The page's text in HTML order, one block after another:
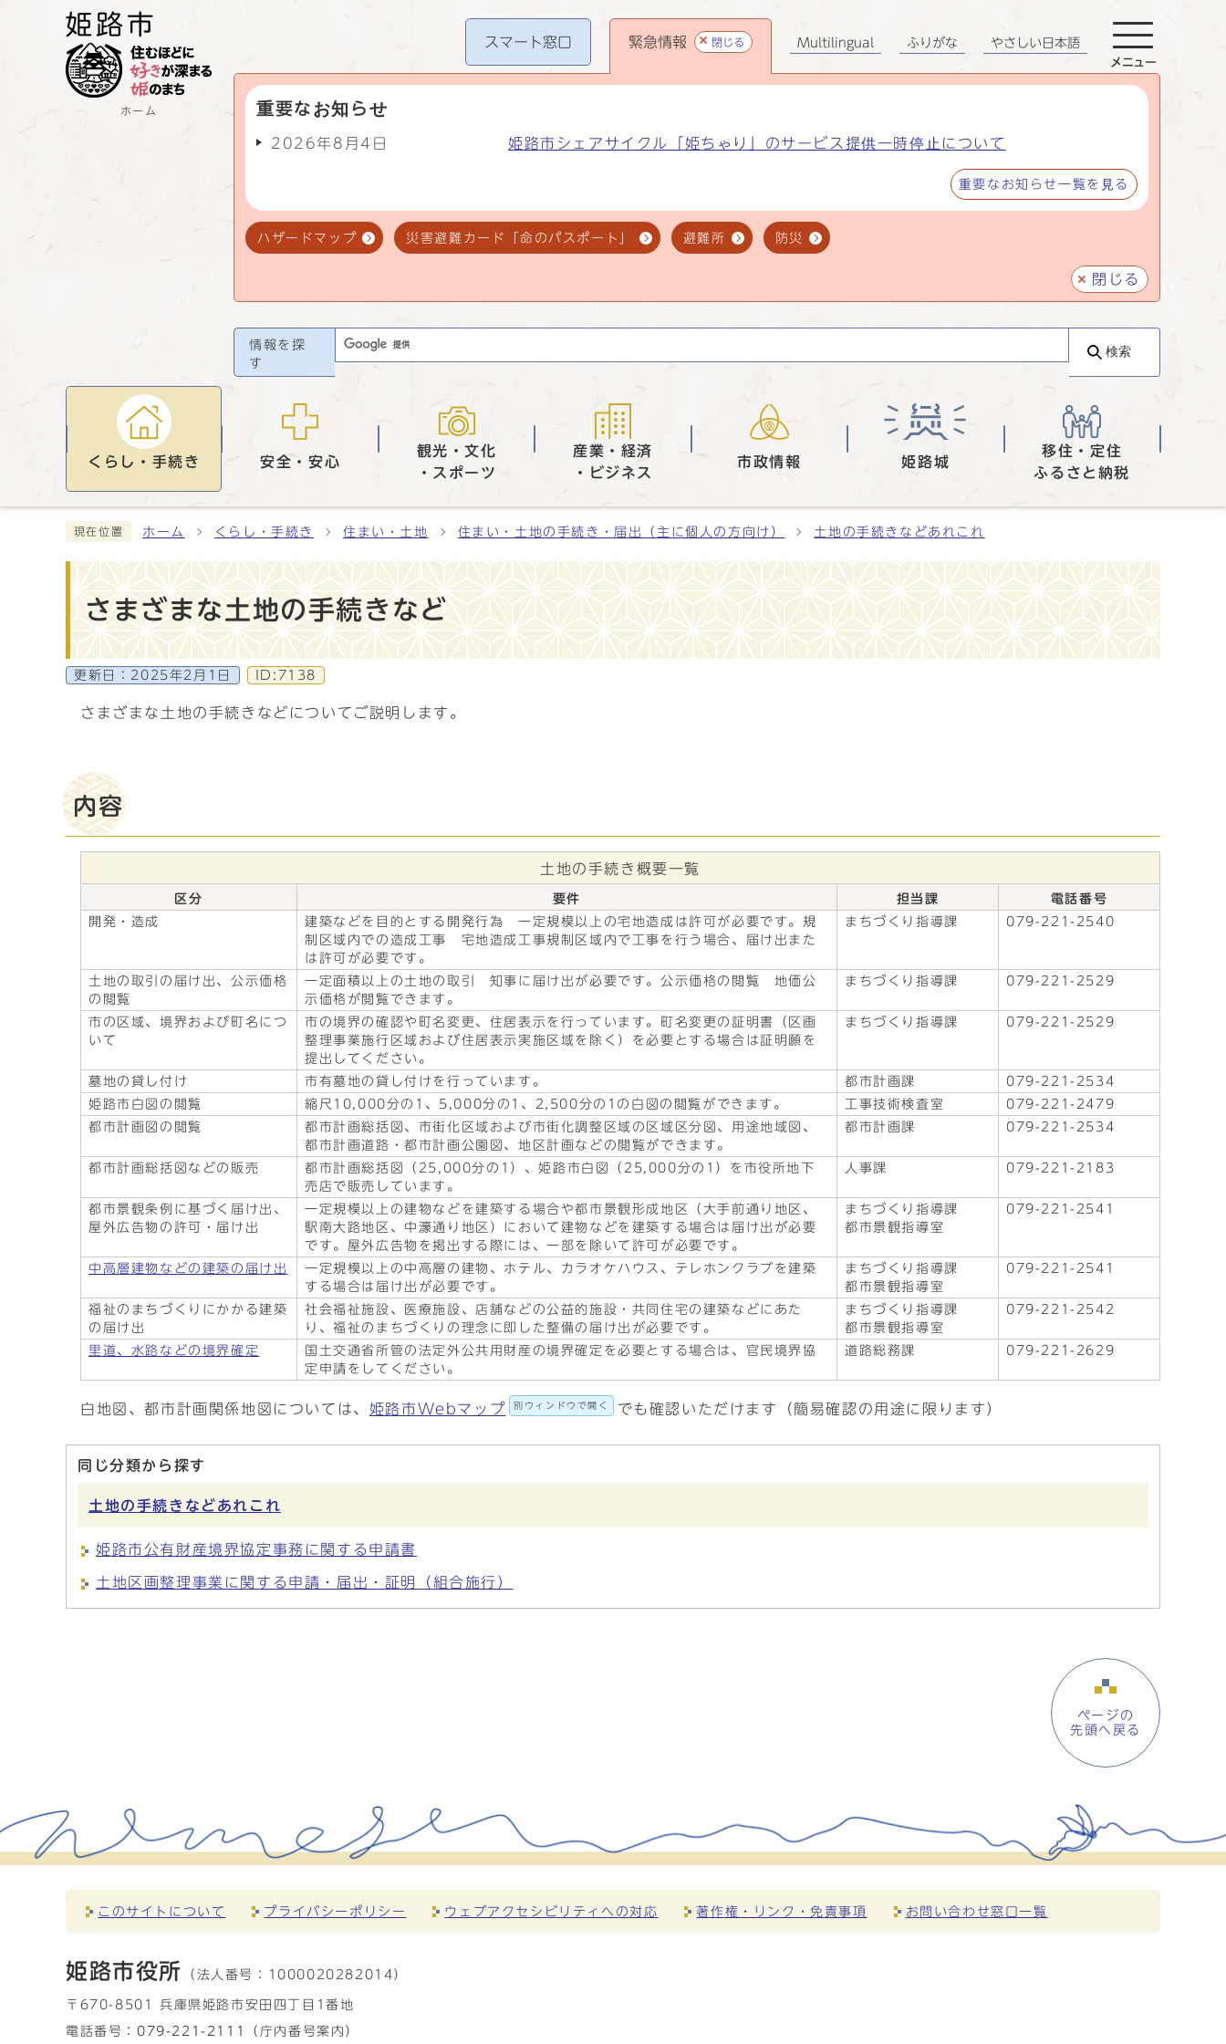
ホーム
スマート窓口 緊急情報 閉じる
重要なお知らせ
2026年8月4日 姫路市シェアサイクル「姫ちゃり」のサービス提供一時停止について
重要なお知らせ一覧を見る
ハザードマップ 災害避難カード「命のパスポート」 避難所 防災
閉じる
Multilingual ふりがな やさしい日本語
メニュー
情報を探
す
検索
くらし・手続き 安全・安心
観光・文化
・スポーツ
産業・経済
・ビジネス
市政情報 姫路城
移住・定住
ふるさと納税
現在位置 ホーム くらし・手続き 住まい・土地 住まい・土地の手続き・届出（主に個人の方向け） 土地の手続きなどあれこれ
さまざまな土地の手続きなど
更新日： 2025年2月1日 ID:7138
さまざまな土地の手続きなどについてご説明します。
内容
土地の手続き概要一覧
区分 要件 担当課
電話番号
開発・造成
建築などを目的とする開発行為 一定規模以上の宅地造成は許可が必要です。規
制区域内での造成工事 宅地造成工事規制区域内で工事を行う場合、届け出また
は許可が必要です。
まちづくり指導課 079-221-2540
土地の取引の届け出、公示価格
の閲覧
一定面積以上の土地の取引 知事に届け出が必要です。公示価格の閲覧 地価公
示価格が閲覧できます。
まちづくり指導課 079-221-2529
市の区域、境界および町名につ
いて
市の境界の確認や町名変更、住居表示を行っています。町名変更の証明書（区画
整理事業施行区域および住居表示実施区域を除く）を必要とする場合は証明願を
提出してください。
まちづくり指導課 079-221-2529
墓地の貸し付け 市有墓地の貸し付けを行っています。 都市計画課
079-221-2534
姫路市白図の閲覧
縮尺10,000分の1、5,000分の1、2,500分の1の白図の閲覧ができます。 工事技術検査室
079-221-2479
都市計画図の閲覧
都市計画総括図、市街化区域および市街化調整区域の区域区分図、用途地域図、
都市計画道路・都市計画公園図、地区計画などの閲覧ができます。
都市計画課 079-221-2534
都市計画総括図などの販売
都市計画総括図（25,000分の1）、姫路市白図（25,000分の1）を市役所地下
売店で販売しています。
人事課 079-221-2183
都市景観条例に基づく届け出、
屋外広告物の許可・届け出
一定規模以上の建物などを建築する場合や都市景観形成地区（大手前通り地区、
駅南大路地区、中濠通り地区）において建物などを建築する場合は届け出が必要
です。屋外広告物を掲出する際には、一部を除いて許可が必要です。
まちづくり指導課
都市景観指導室
079-221-2541
中高層建物などの建築の届け出
一定規模以上の中高層の建物、ホテル、カラオケハウス、テレホンクラブを建築
する場合は届け出が必要です。
まちづくり指導課
都市景観指導室
079-221-2541
福祉のまちづくりにかかる建築
の届け出
社会福祉施設、医療施設、店舗などの公益的施設・共同住宅の建築などにあた
り、福祉のまちづくりの理念に即した整備の届け出が必要です。
まちづくり指導課
都市景観指導室
079-221-2542
里道、水路などの境界確定
国土交通省所管の法定外公共用財産の境界確定を必要とする場合は、官民境界協
定申請をしてください。
道路総務課 079-221-2629
白地図、都市計画関係地図については、 姫路市Webマップ 別ウィンドウで開く でも確認いただけます（簡易確認の用途に限ります）
同じ分類から探す
土地の手続きなどあれこれ
姫路市公有財産境界協定事務に関する申請書
土地区画整理事業に関する申請・届出・証明（組合施行）
ページの
先頭へ戻る
このサイトについて プライバシーポリシー ウェブアクセシビリティへの対応 著作権・リンク・免責事項 お問い合わせ窓口一覧
姫路市役所 （法人番号： 1000020282014）
〒670-8501 兵庫県姫路市安田四丁目1番地
電話番号： 079-221-2111 （庁内番号案内）